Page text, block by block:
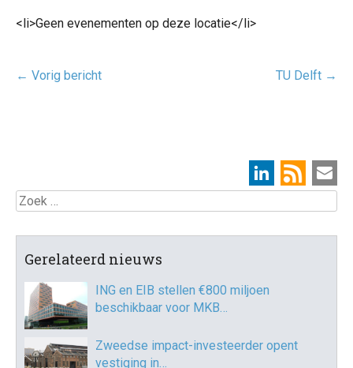
<li>Geen evenementen op deze locatie</li>
Post
← Vorig bericht TU Delft →
Zoek
Gerelateerd nieuws
ING en EIB stellen €800 miljoen
beschikbaar voor MKB…
Zweedse impact-investeerder opent
vestiging in…